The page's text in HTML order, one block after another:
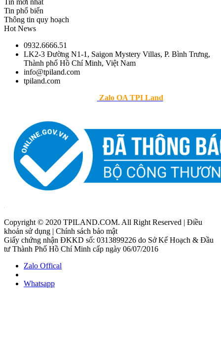
Tin phổ biến
Thông tin quy hoạch
Hot News
0932.6666.51
LK2-3 Đường N1-1, Saigon Mystery Villas, P. Bình Trưng,
Thành phố Hồ Chí Minh, Việt Nam
info@tpiland.com
tpiland.com
Zalo OA TPI Land
Copyright © 2020 TPILAND.COM. All Right Reserved | Điều
khoản sử dụng | Chính sách bảo mật
Giấy chứng nhận ĐKKD số: 0313899226 do Sở Kế Hoạch & Đầu
tư Thành Phố Hồ Chí Minh cấp ngày 06/07/2016
Zalo Offical
Whatsapp